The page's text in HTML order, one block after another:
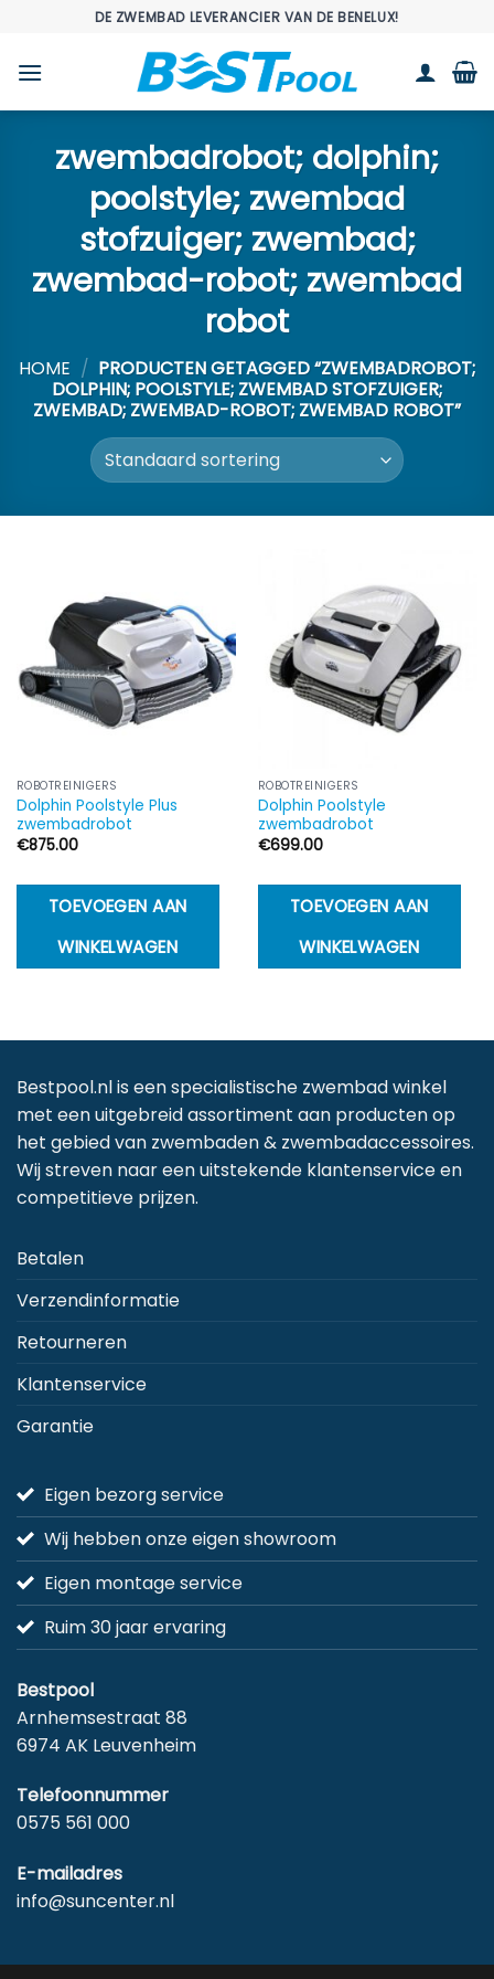
inhoud
DE ZWEMBAD LEVERANCIER VAN DE BENELUX!
zwembadrobot; dolphin;
poolstyle; zwembad
stofzuiger; zwembad;
zwembad-robot; zwembad
robot
HOME / PRODUCTEN GETAGGED “ZWEMBADROBOT;
DOLPHIN; POOLSTYLE; ZWEMBAD STOFZUIGER;
ZWEMBAD; ZWEMBAD-ROBOT; ZWEMBAD ROBOT”
ROBOTREINIGERS
Dolphin Poolstyle Plus
zwembadrobot
€875.00
TOEVOEGEN AAN
WINKELWAGEN
ROBOTREINIGERS
Dolphin Poolstyle
zwembadrobot
€699.00
TOEVOEGEN AAN
WINKELWAGEN
Bestpool.nl is een specialistische zwembad winkel
met een uitgebreid assortiment aan producten op
het gebied van zwembaden & zwembadaccessoires.
Wij streven naar een uitstekende klantenservice en
competitieve prijzen.
Betalen
Verzendinformatie
Retourneren
Klantenservice
Garantie
Eigen bezorg service
Wij hebben onze eigen showroom
Eigen montage service
Ruim 30 jaar ervaring
Bestpool
Arnhemsestraat 88
6974 AK Leuvenheim
Telefoonnummer
0575 561 000
E-mailadres
info@suncenter.nl